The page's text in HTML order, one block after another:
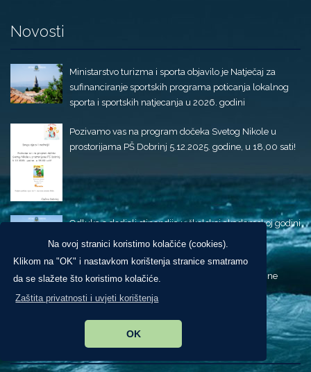
Na ovoj stranici koristimo kolačiće (cookies).
Klikom na "OK" i nastavkom korištenja stranice smatramo
da se slažete što koristimo kolačiće.
Zaštita privatnosti i uvjeti korištenja
OK
Novosti
Ministarstvo turizma i sporta objavilo je Natječaj za
sufinanciranje sportskih programa poticanja lokalnog
sporta i sportskih natjecanja u 2026. godini
Pozivamo vas na program dočeka Svetog Nikole u
prostorijama PŠ Dobrinj 5.12.2025. godine, u 18,00 sati!
Odluka o dodjeli stipendija u školskoj akademskoj godini
2025-2026.
Proglašenje Dana žalosti 11. listopada 2025. godine